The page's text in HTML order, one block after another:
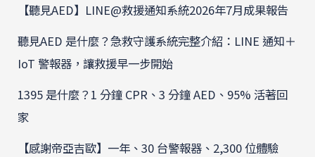
【聽見AED】LINE@救援通知系統2026年7月成果報告
聽見AED 是什麼？急救守護系統完整介紹：LINE 通知＋
IoT 警報器，讓救援早一步開始
1395 是什麼？1 分鐘 CPR、3 分鐘 AED、95% 活著回
家
【感謝帝亞吉歐】一年、30 台警報器、2,300 位體驗